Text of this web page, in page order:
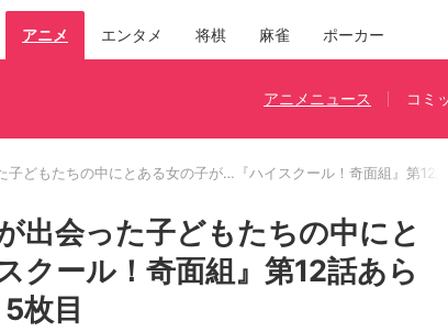
アニメ エンタメ 将棋 麻雀 ポーカー
アニメニュース コミ
子どもたちの中にとある女の子が…『ハイスクール！奇面組』第12
出会った子どもたちの中にと
クール！奇面組』第12話あら
枚目